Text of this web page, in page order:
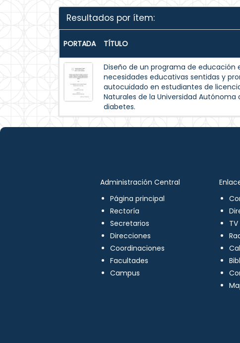
Resultados por ítem:
PORTADA TÍTULO
Diseño de un programa de educación
necesidades educativas sentidas y
autocuidado en estudiantes de
Naturales de la Universidad
diabetes.
Administración Central
Página principal
Rectoría
Secretarios
Direcciones
Coordinaciones
Facultades
Campus
TV